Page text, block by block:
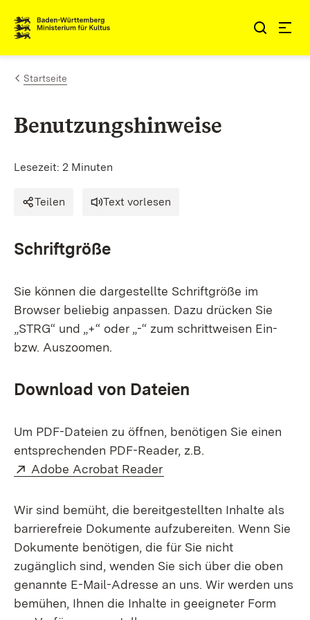
Zum Inhalt springen
Link zur Startseite
Startseite
Benutzungshinweise
Lesezeit: 2 Minuten
Teilen Text vorlesen
Schriftgröße
Sie können die dargestellte Schriftgröße im
Browser beliebig anpassen. Dazu drücken Sie
„STRG“ und „+“ oder „-“ zum schrittweisen Ein-
bzw. Auszoomen.
Download von Dateien
Um PDF-Dateien zu öffnen, benötigen Sie einen
entsprechenden PDF-Reader, z.B.
Extern:
Adobe Acrobat Reader
Wir sind bemüht, die bereitgestellten Inhalte als
barrierefreie Dokumente aufzubereiten. Wenn Sie
Dokumente benötigen, die für Sie nicht
zugänglich sind, wenden Sie sich über die oben
genannte E-Mail-Adresse an uns. Wir werden uns
bemühen, Ihnen die Inhalte in geeigneter Form